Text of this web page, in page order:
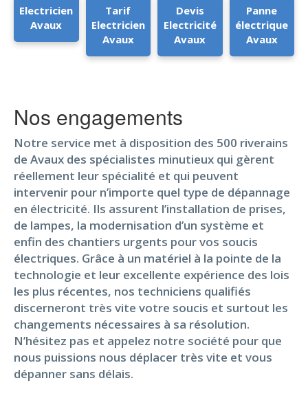
Electricien
Avaux
Tarif
Electricien
Avaux
Devis
Electricité
Avaux
Panne
électrique
Avaux
Nos engagements
Notre service met à disposition des 500 riverains
de Avaux des spécialistes minutieux qui gèrent
réellement leur spécialité et qui peuvent
intervenir pour n’importe quel type de dépannage
en électricité. Ils assurent l’installation de prises,
de lampes, la modernisation d’un système et
enfin des chantiers urgents pour vos soucis
électriques. Grâce à un matériel à la pointe de la
technologie et leur excellente expérience des lois
les plus récentes, nos techniciens qualifiés
discerneront très vite votre soucis et surtout les
changements nécessaires à sa résolution.
N’hésitez pas et appelez notre société pour que
nous puissions nous déplacer très vite et vous
dépanner sans délais.